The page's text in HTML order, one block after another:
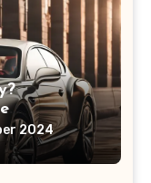
Marke!
2024